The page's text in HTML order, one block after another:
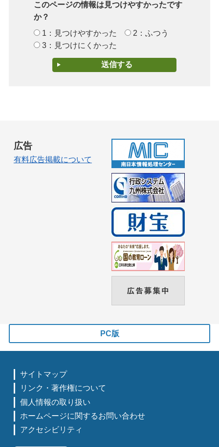
このページの情報は見つけやすかったです
か？
1：見つけやすかった
2：ふつう
3：見つけにくかった
広告
有料広告掲載について
PC版
サイトマップ
リンク・著作権について
個人情報の取り扱い
ホームページに関するお問い合わせ
アクセシビリティ